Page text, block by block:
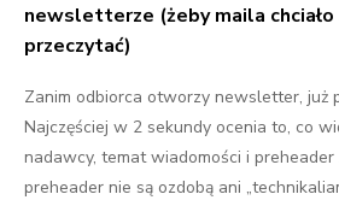
newsletterze (żeby maila
przeczytać)
Zanim odbiorca otworzy newsletter, już
Najczęściej w 2 sekundy ocenia to, co
nadawcy, temat wiadomości i
preheader nie są ozdobą ani